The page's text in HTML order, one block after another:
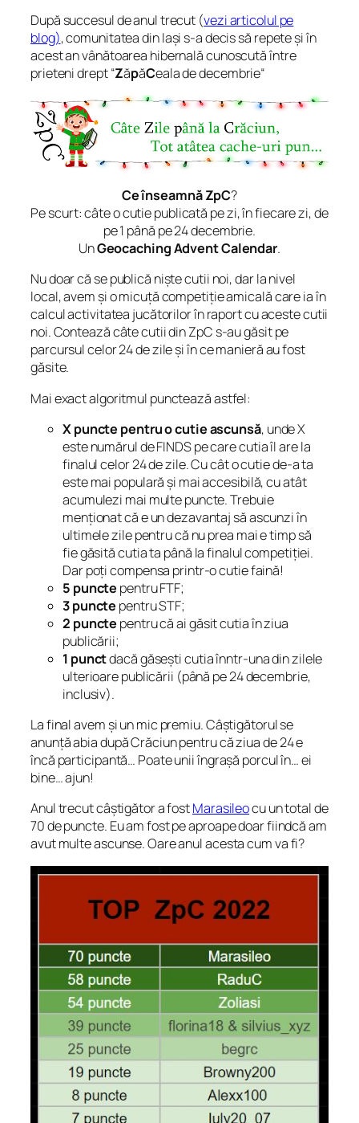
După succesul de anul trecut (vezi articolul pe
blog), comunitatea din Iași s-a decis să repete și în
acest an vânătoarea hibernală cunoscută între
prieteni drept “ZăpăCeala de decembrie“
Ce înseamnă ZpC?
Pe scurt: câte o cutie publicată pe zi, în fiecare zi, de
pe 1 până pe 24 decembrie.
UnGeocaching Advent Calendar.
Nu doar că se publică niște cutii noi, dar la nivel
local, avem și o micuță competiție amicală care ia în
calcul activitatea jucătorilor în raport cu aceste cutii
noi. Contează câte cutii din ZpC s-au găsit pe
parcursul celor 24 de zile și în ce manieră au fost
găsite.
Mai exact algoritmul punctează astfel:
X puncte pentru o cutie ascunsă, unde X
este numărul de FINDS pe care cutia îl are la
finalul celor 24 de zile. Cu cât o cutie de-a ta
este mai populară și mai accesibilă, cu atât
acumulezi mai multe puncte. Trebuie
menționat că e un dezavantaj să ascunzi în
ultimele zile pentru că nu prea mai e timp să
fie găsită cutia ta până la finalul competiției.
Dar poți compensa printr-o cutie faină!
5 puncte pentru FTF;
3 puncte pentru STF;
2 puncte pentru că ai găsit cutia în ziua
publicării;
1 punctdacă găsești cutia înntr-una din zilele
ulterioare publicării (până pe 24 decembrie,
inclusiv).
La final avem și un mic premiu. Câștigătorul se
anunță abia după Crăciun pentru că ziua de 24 e
încă participantă… Poate unii îngrașă porcul în… ei
bine… ajun!
Anul trecut câștigător a fostMarasileocu un total de
70 de puncte. Eu am fost pe aproape doar fiindcă am
avut multe ascunse. Oare anul acesta cum va fi?